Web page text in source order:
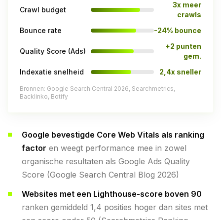
Crawl budget
3x meer
crawls
Bounce rate
-24% bounce
Quality Score (Ads)
+2 punten
gem.
Indexatie snelheid
2,4x sneller
Bronnen: Google Search Central 2026, Searchmetrics,
Backlinko, Botify
Google bevestigde Core Web Vitals als ranking
factor en weegt performance mee in zowel
organische resultaten als Google Ads Quality
Score (Google Search Central Blog 2026)
Websites met een Lighthouse-score boven 90
ranken gemiddeld 1,4 posities hoger dan sites met